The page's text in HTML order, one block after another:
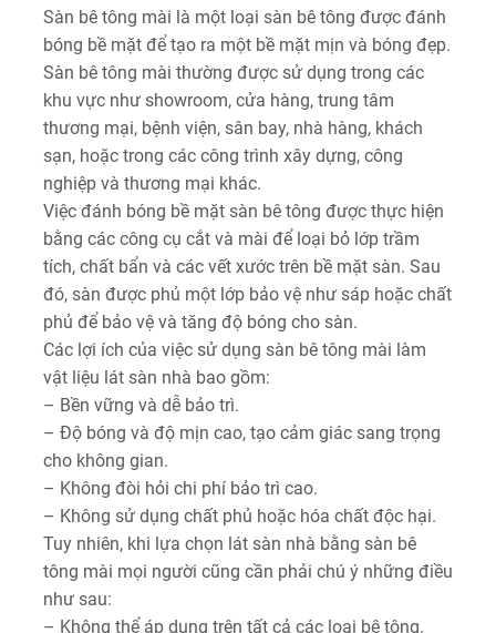
Sàn bê tông mài là một loại sàn bê tông được đánh
bóng bề mặt để tạo ra một bề mặt mịn và bóng đẹp.
Sàn bê tông mài thường được sử dụng trong các
khu vực như showroom, cửa hàng, trung tâm
thương mại, bệnh viện, sân bay, nhà hàng, khách
sạn, hoặc trong các công trình xây dựng, công
nghiệp và thương mại khác.
Việc đánh bóng bề mặt sàn bê tông được thực hiện
bằng các công cụ cắt và mài để loại bỏ lớp trầm
tích, chất bẩn và các vết xước trên bề mặt sàn. Sau
đó, sàn được phủ một lớp bảo vệ như sáp hoặc chất
phủ để bảo vệ và tăng độ bóng cho sàn.
Các lợi ích của việc sử dụng sàn bê tông mài làm
vật liệu lát sàn nhà bao gồm:
– Bền vững và dễ bảo trì.
– Độ bóng và độ mịn cao, tạo cảm giác sang trọng
cho không gian.
– Không đòi hỏi chi phí bảo trì cao.
– Không sử dụng chất phủ hoặc hóa chất độc hại.
Tuy nhiên, khi lựa chọn lát sàn nhà bằng sàn bê
tông mài mọi người cũng cần phải chú ý những điều
như sau:
– Không thể áp dụng trên tất cả các loại bê tông.